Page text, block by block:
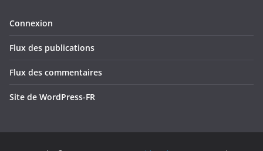
Connexion
Flux des publications
Flux des commentaires
Site de WordPress-FR